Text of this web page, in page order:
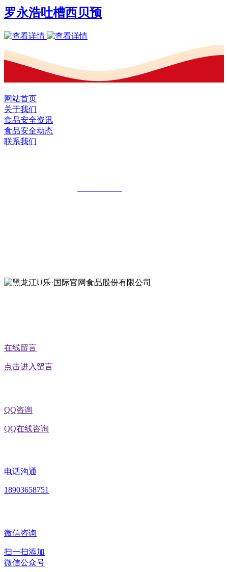
罗永浩吐槽西贝预
网站首页
关于我们
食品安全资讯
食品安全动态
联系我们
在线留言
点击进入留言
QQ咨询
QQ在线咨询
电话沟通
18903658751
微信咨询
扫一扫添加
微信公众号